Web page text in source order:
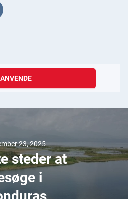
ANVENDE
september 24, 2018
Bentley - Et dyrt
legetøj til voksne